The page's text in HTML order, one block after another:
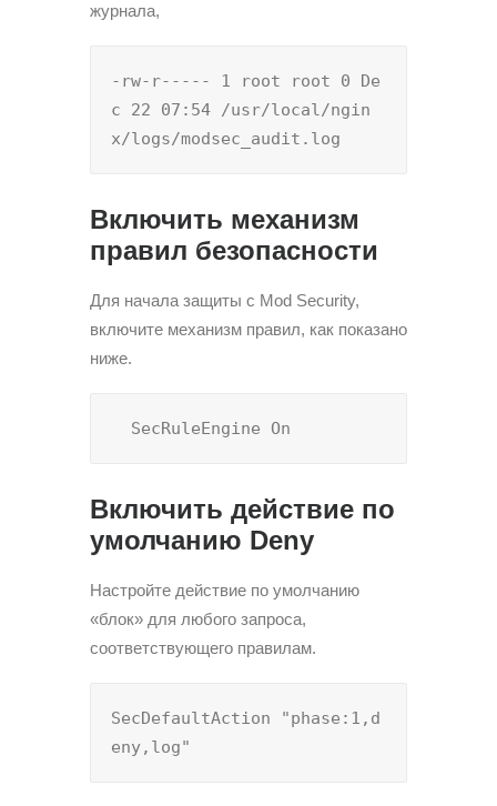
журнала,
-rw-r----- 1 root root 0 De
c 22 07:54 /usr/local/ngin
x/logs/modsec_audit.log
Включить механизм
правил безопасности
Для начала защиты с Mod Security,
включите механизм правил, как показано
ниже.
  SecRuleEngine On
Включить действие по
умолчанию Deny
Настройте действие по умолчанию
«блок» для любого запроса,
соответствующего правилам.
SecDefaultAction "phase:1,d
eny,log"